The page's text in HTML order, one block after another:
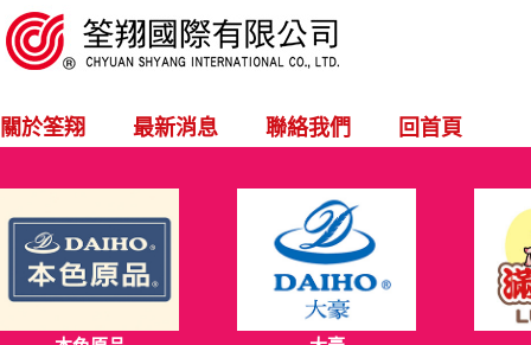
關於筌翔 最新消息 聯絡我們 回首頁